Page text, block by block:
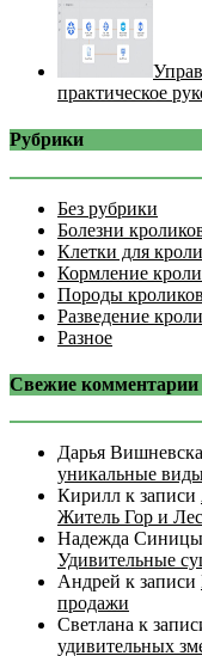
практическое
Рубрики
Без рубрики
Болезни
Клетки для
Кормление
Породы кроликов
Разведение
Разное
Свежие комментарии
Дарья
уникальные
Кирилл к записи
Житель Гор и
Надежда
Удивительные
Андрей к записи
продажи
Светлана к
удивительных